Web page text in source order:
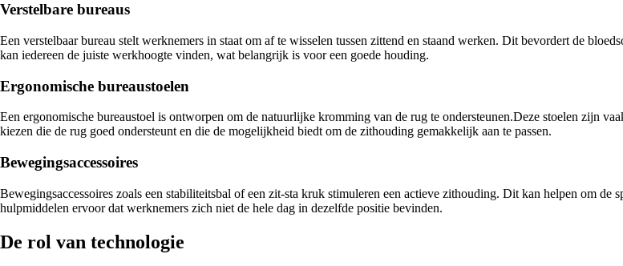
Verstelbare bureaus
Een verstelbaar bureau stelt werknemers in staat om af te wisselen tussen zittend en staand werken. Dit bevordert de
kan iedereen de juiste werkhoogte vinden, wat belangrijk is voor een goede houding.
Ergonomische bureaustoelen
Een ergonomische bureaustoel is ontworpen om de natuurlijke kromming van de rug te ondersteunen.Deze stoelen zijn
kiezen die de rug goed ondersteunt en die de mogelijkheid biedt om de zithouding gemakkelijk aan te passen.
Bewegingsaccessoires
Bewegingsaccessoires zoals een stabiliteitsbal of een zit-sta kruk stimuleren een actieve zithouding. Dit kan helpen om
hulpmiddelen ervoor dat werknemers zich niet de hele dag in dezelfde positie bevinden.
De rol van technologie